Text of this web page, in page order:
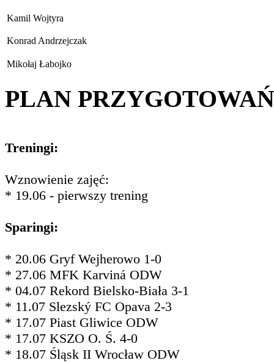
Kamil Wojtyra
Konrad Andrzejczak
Mikołaj Łabojko
PLAN PRZYGOTOWAŃ
Treningi:
Wznowienie zajęć:
* 19.06 - pierwszy trening
Sparingi:
* 20.06 Gryf Wejherowo 1-0
* 27.06 MFK Karviná ODW
* 04.07 Rekord Bielsko-Biała 3-1
* 11.07 Slezský FC Opava 2-3
* 17.07 Piast Gliwice ODW
* 17.07 KSZO O. Ś. 4-0
* 18.07 Śląsk II Wrocław ODW